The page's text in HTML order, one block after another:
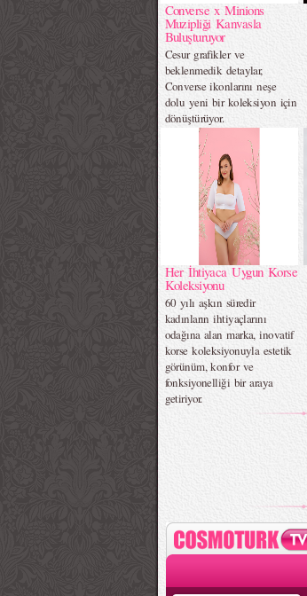
Converse x Minions
Muzipliği Kanvasla
Buluşturuyor
Cesur grafikler ve
beklenmedik detaylar,
Converse ikonlarını neşe
dolu yeni bir koleksiyon için
dönüştürüyor.
Her İhtiyaca Uygun Korse
Koleksiyonu
60 yılı aşkın süredir
kadınların ihtiyaçlarını
odağına alan marka, inovatif
korse koleksiyonuyla estetik
görünüm, konfor ve
fonksiyonelliği bir araya
getiriyor.